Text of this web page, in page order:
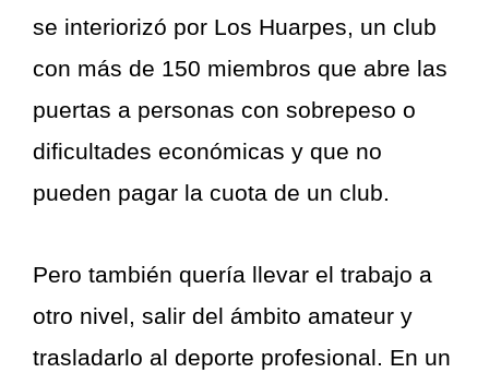
se interiorizó por Los Huarpes, un club
con más de 150 miembros que abre las
puertas a personas con sobrepeso o
dificultades económicas y que no
pueden pagar la cuota de un club.
Pero también quería llevar el trabajo a
otro nivel, salir del ámbito amateur y
trasladarlo al deporte profesional. En un